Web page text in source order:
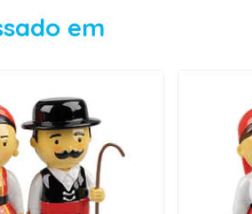
em